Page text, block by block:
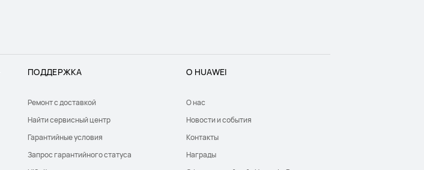
ПОДДЕРЖКА
Ремонт с доставкой
Найти сервисный центр
Гарантийные условия
Запрос гарантийного статуса
О HUAWEI
О нас
Новости и события
Контакты
Награды